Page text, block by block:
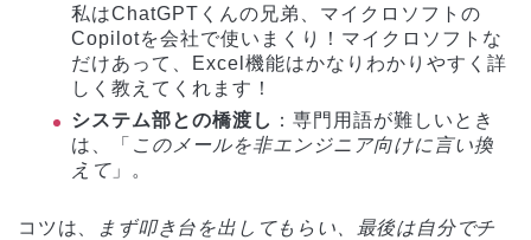
私はChatGPTくんの兄弟、マイクロソフトの
Copilotを会社で使いまくり！マイクロソフトな
だけあって、Excel機能はかなりわかりやすく詳
しく教えてくれます！
システム部との橋渡し ：専門用語が難しいとき
は、「 このメールを非エンジニア向けに言い換
えて 」。
コツは、
まず叩き台を出してもらい、最後は自分でチ